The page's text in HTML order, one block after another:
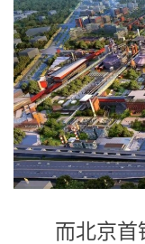
而北京首